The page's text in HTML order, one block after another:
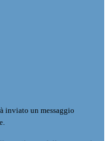
inviato un messaggio